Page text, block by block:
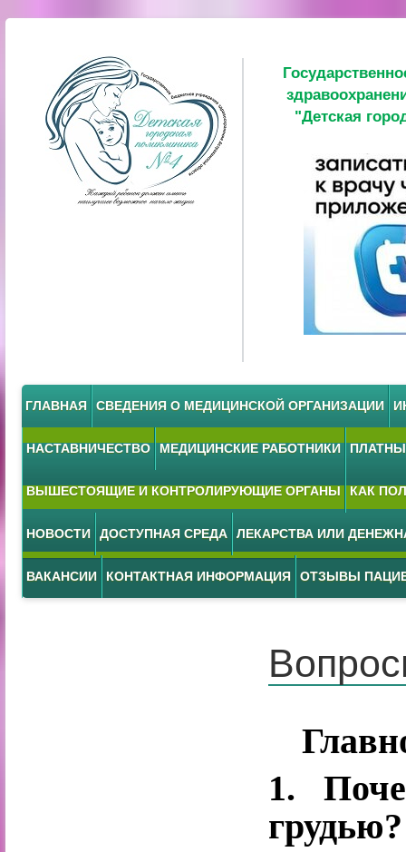
"Детская
ГЛАВНАЯ СВЕДЕНИЯ О МЕДИЦИНСКОЙ ОРГАНИЗАЦИИ
НАСТАВНИЧЕСТВО МЕДИЦИНСКИЕ РАБОТНИКИ
ВЫШЕСТОЯЩИЕ И КОНТРОЛИРУЮЩИЕ ОРГАНЫ КАК
НОВОСТИ ДОСТУПНАЯ СРЕДА ЛЕКАРСТВА ИЛИ
ВАКАНСИИ КОНТАКТНАЯ ИНФОРМАЦИЯ ОТЗЫВЫ
1.
грудью?